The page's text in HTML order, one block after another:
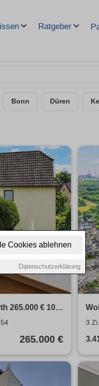
Cookies ablehnen
Datenschutzerklärung
Ratgeber
Bonn Düren
265.000 € 101
265.000 €
m²
3 Zi.